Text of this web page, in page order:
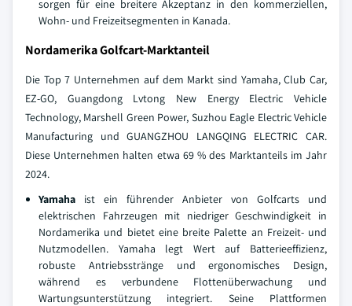
sorgen für eine breitere Akzeptanz in den kommerziellen,
Wohn- und Freizeitsegmenten in Kanada.
Nordamerika Golfcart-Marktanteil
Die Top 7 Unternehmen auf dem Markt sind Yamaha, Club Car,
EZ-GO, Guangdong Lvtong New Energy Electric Vehicle
Technology, Marshell Green Power, Suzhou Eagle Electric Vehicle
Manufacturing und GUANGZHOU LANGQING ELECTRIC CAR.
Diese Unternehmen halten etwa 69 % des Marktanteils im Jahr
2024.
Yamaha ist ein führender Anbieter von Golfcarts und
elektrischen Fahrzeugen mit niedriger Geschwindigkeit in
Nordamerika und bietet eine breite Palette an Freizeit- und
Nutzmodellen. Yamaha legt Wert auf Batterieeffizienz,
robuste Antriebsstränge und ergonomisches Design,
während es verbundene Flottenüberwachung und
Wartungsunterstützung integriert. Seine Plattformen